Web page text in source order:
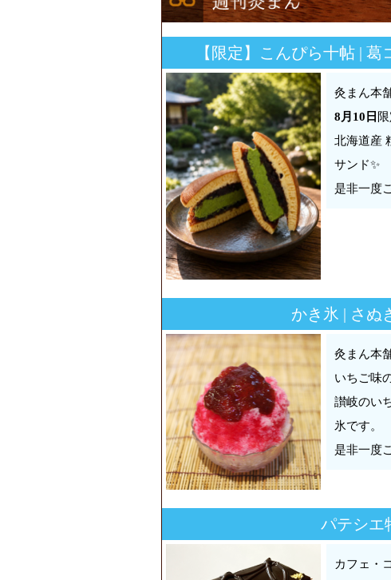
【限定】こんぴら十帖 |
灸まん本
8月10日
北海道産
サンド✨️
是非一度
かき氷 | さぬ
灸まん本
いちご味
讃岐のい
氷です。
是非一度
パテシエ
カフェ・